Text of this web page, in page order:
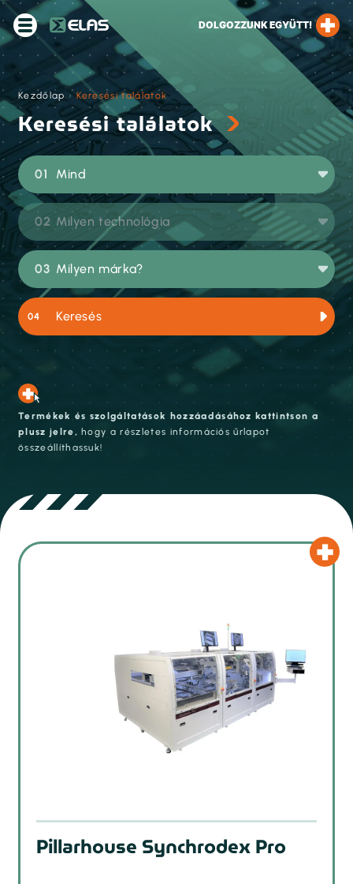
DOLGOZZUNK EGYÜTT!
Kezdőlap › Keresési találatok
Keresési találatok
Mind
Milyen technológia
Milyen márka?
Keresés
Termékek és szolgáltatások hozzáadásához kattintson a
plusz jelre, hogy a részletes információs űrlapot
összeállíthassuk!
Pillarhouse Synchrodex Pro